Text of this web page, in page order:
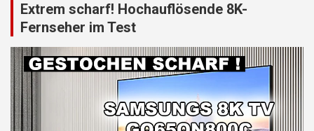
Extrem scharf! Hochauflösende 8K-
Fernseher im Test